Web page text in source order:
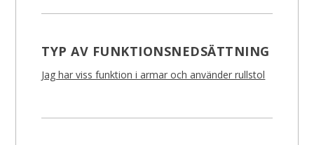
TYP AV FUNKTIONSNEDSÄTTNING
Jag har viss funktion i armar och använder rullstol